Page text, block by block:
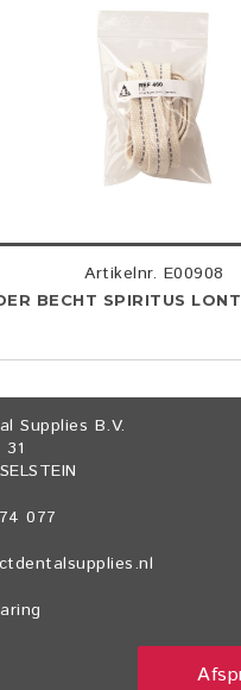
Artikelnr. E00908
BECHT SPIRITUS
Supplies B.V.
077